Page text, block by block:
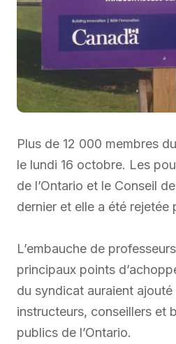
Plus de 12 000 membres
le lundi 16 octobre. Les
de l’Ontario et le Conseil
dernier et elle a été rejetée
L’embauche de
principaux points
du syndicat auraient
instructeurs, conseillers et
publics de l’Ontario.